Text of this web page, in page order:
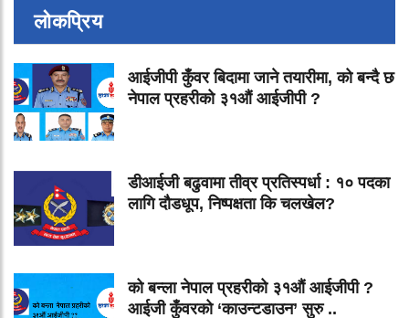
लोकप्रिय
आईजीपी कुँवर बिदामा जाने तयारीमा, को बन्दै छ
नेपाल प्रहरीको ३१औं आईजीपी ?
डीआईजी बढुवामा तीव्र प्रतिस्पर्धा : १० पदका
लागि दौडधूप, निष्पक्षता कि चलखेल?
को बन्ला नेपाल प्रहरीको ३१औं आईजीपी ?
आईजी कुँवरको ‘काउन्टडाउन’ सुरु ..